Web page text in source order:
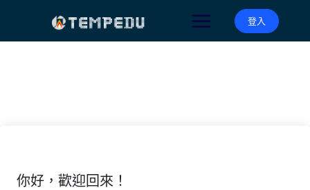
登入
你好，歡迎回來！